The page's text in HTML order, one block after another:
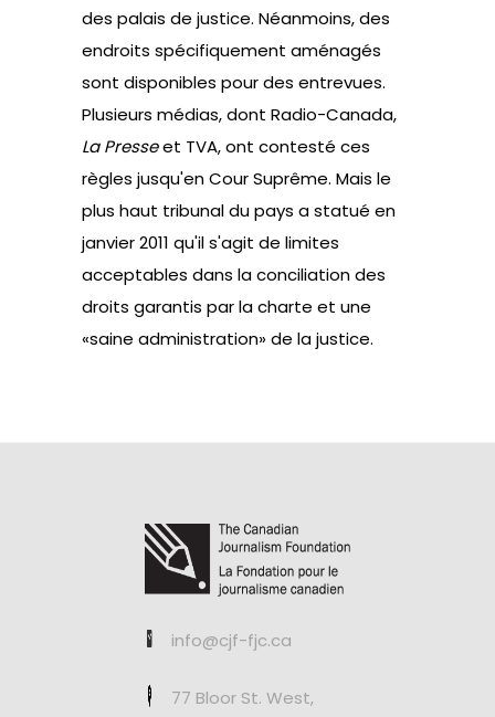
des palais de justice. Néanmoins, des
endroits spécifiquement aménagés
sont disponibles pour des entrevues.
Plusieurs médias, dont Radio-Canada,
La Presseet TVA, ont contesté ces
règles jusqu'en Cour Suprême. Mais le
plus haut tribunal du pays a statué en
janvier 2011 qu'il s'agit de limites
acceptables dans la conciliation des
droits garantis par la charte et une
«saine administration» de la justice.
info@cjf-fjc.ca
77 Bloor St. West,